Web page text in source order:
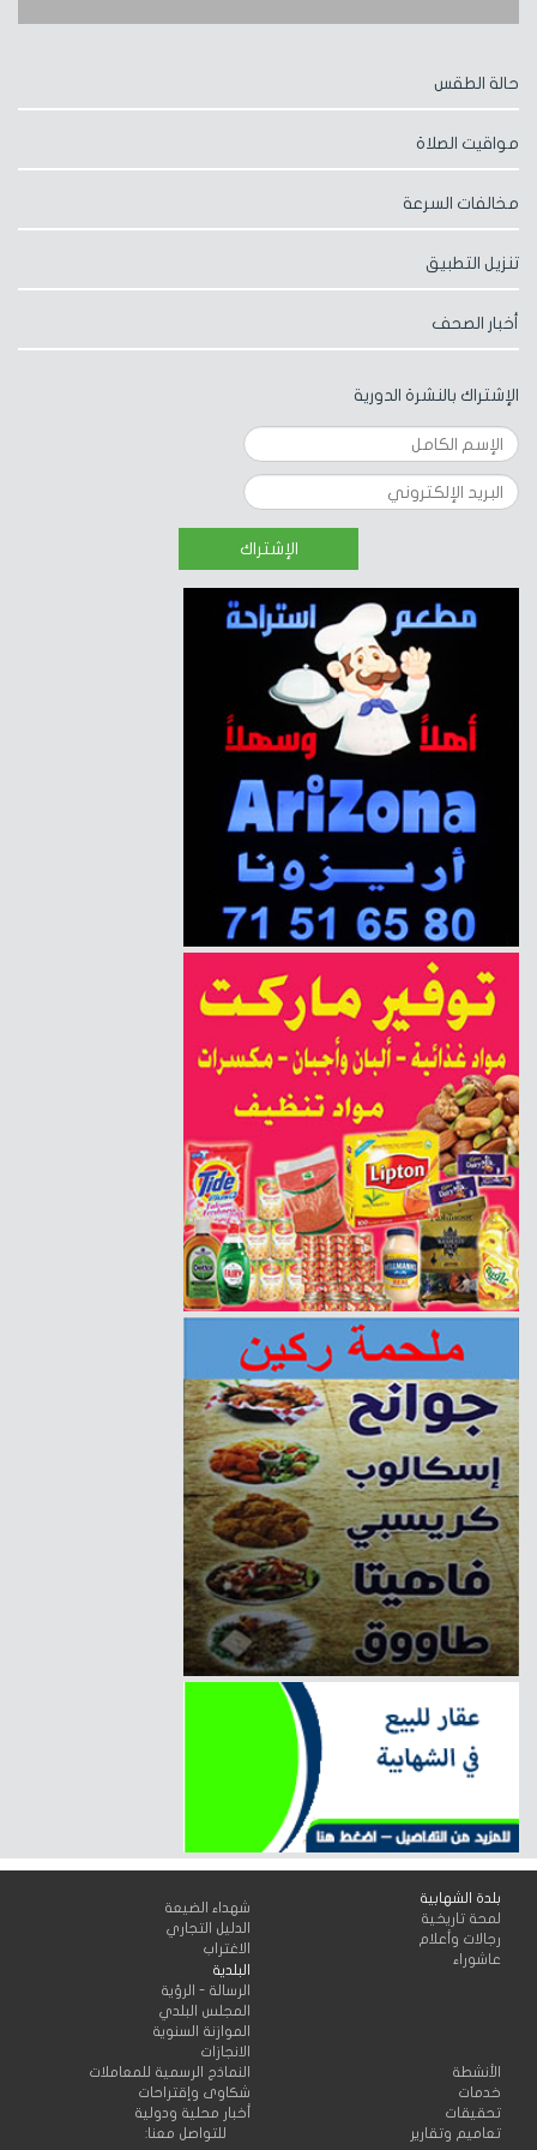
حالة الطقس
مواقيت الصلاة
مخالفات السرعة
تنزيل التطبيق
أخبار الصحف
الإشتراك بالنشرة الدورية
بلدة الشهابية
لمحة تاريخية
رجالات وأعلام
عاشوراء
شهداء الضيعة
الدليل التجاري
الاغتراب
البلدية
الرسالة - الرؤية
المجلس البلدي
الموازنة السنوية
الانجازات
الأنشطة
خدمات
تحقيقات
تعاميم وتقارير
النماذج الرسمية للمعاملات
شكاوى وإقتراحات
أخبار محلية ودولية
للتواصل معنا: